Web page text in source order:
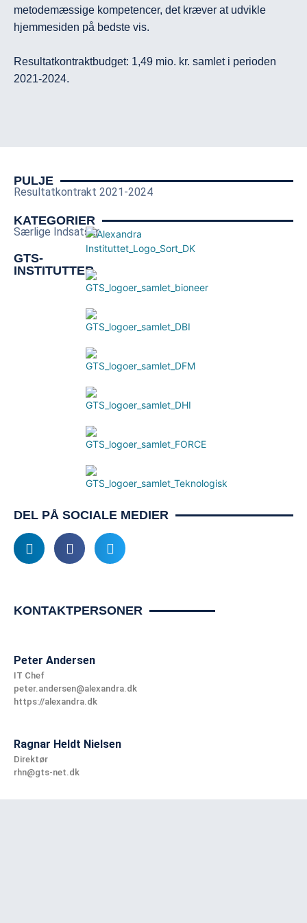
metodemæssige kompetencer, det kræver at udvikle
hjemmesiden på bedste vis.
Resultatkontraktbudget: 1,49 mio. kr. samlet i perioden
2021-2024.
PULJE
Resultatkontrakt 2021-2024
KATEGORIER
Særlige Indsatser
GTS-
INSTITUTTER
DEL PÅ SOCIALE MEDIER
KONTAKTPERSONER
Peter Andersen
IT Chef
peter.andersen@alexandra.dk
https://alexandra.dk
Ragnar Heldt Nielsen
Direktør
rhn@gts-net.dk